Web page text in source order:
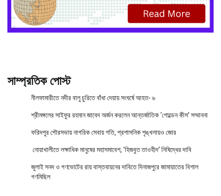
সাম্প্রতিক পোস্ট
নীলফামারীতে নদীর বালু চুরিতে বাঁধা দেয়ায় সংঘর্ষে আহত- ৬
শ্রীমঙ্গলের সাইফুর রহমান জাবেদ অর্জন করলেন আন্তর্জাতিক ‘গোল্ডেন কীস’ সম্মাননা
ফরিদপুর পৌরসভায় নাগরিক সেবায় গতি, প্রশাসনিক শৃঙ্খলায়ও জোর
নোয়াখালীতে লক্ষাধিক মানুষের মহাসমাবেশ, ‘হিজবুত তাওহীদ’ নিষিদ্ধের দাবি
জুলাই সনদ ও গণভোটের রায় বাস্তবায়নের দাবিতে দিনাজপুরে জামায়াতের বিশাল
গণমিছিল